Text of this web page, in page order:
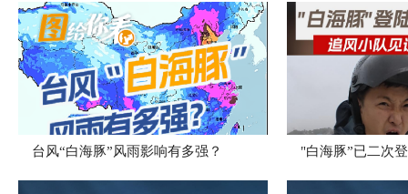
台风“白海豚”风雨影响有多强？ "白海豚”已二次